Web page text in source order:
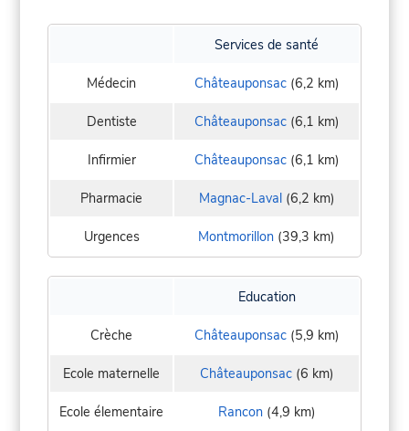
Services de santé
Médecin Châteauponsac(6,2 km)
Dentiste Châteauponsac(6,1 km)
Infirmier Châteauponsac(6,1 km)
Pharmacie Magnac-Laval(6,2 km)
Urgences Montmorillon (39,3 km)
Education
Crèche Châteauponsac(5,9 km)
Ecole maternelle Châteauponsac(6 km)
Ecole élementaire Rancon(4,9 km)